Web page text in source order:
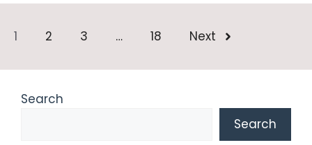
1 2 3 … 18 Next
Search
Search